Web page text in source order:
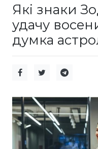
Які знаки
удачу
думка